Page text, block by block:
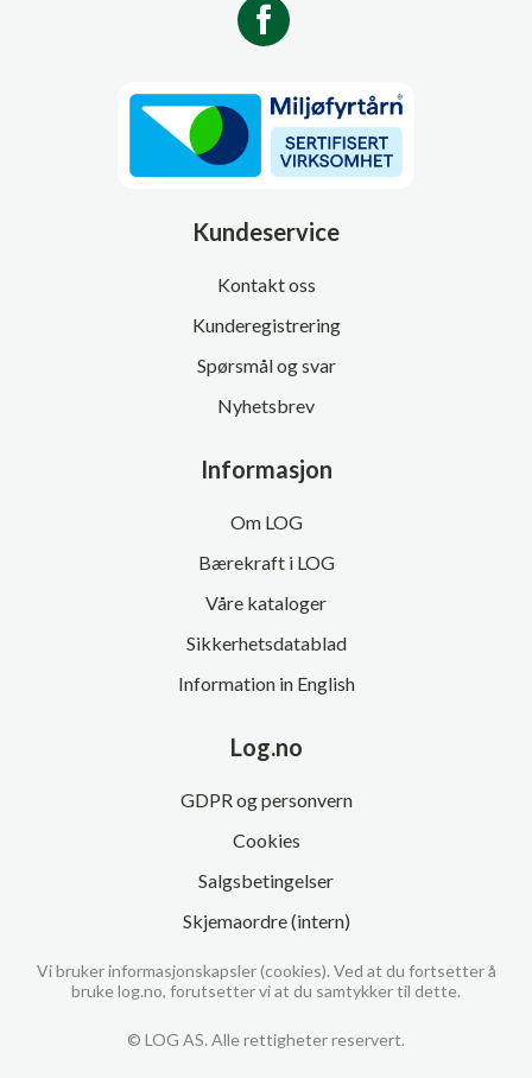
Kundeservice
Kontakt oss
Kunderegistrering
Spørsmål og svar
Nyhetsbrev
Informasjon
Om LOG
Bærekraft i LOG
Våre kataloger
Sikkerhetsdatablad
Information in English
Log.no
GDPR og personvern
Cookies
Salgsbetingelser
Skjemaordre (intern)
© LOG AS. Alle rettigheter reservert.
Vi bruker informasjonskapsler (cookies). Ved at du fortsetter å
bruke log.no, forutsetter vi at du samtykker til dette.